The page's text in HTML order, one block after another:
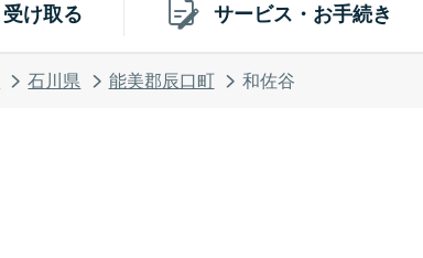
受け取る サービス・お手続き
石川県 能美郡辰口町 和佐谷